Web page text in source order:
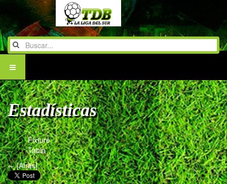
Estadísticas
Fixture
Tabla
← [Atras]